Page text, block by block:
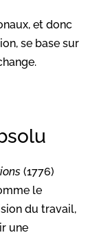
et donc
se base sur
(1776)
le
du travail,
une